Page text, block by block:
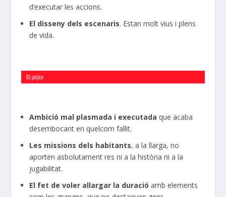
d’executar les accions.
El disseny dels escenaris. Estan molt vius i plens
de vida.
Ambició mal plasmada i executadaque acaba
desembocant en quelcom fallit.
Les missions dels habitants, a la llarga, no
aporten asbolutament res ni a la història ni a la
jugabilitat.
El fet de voler allargar la duració amb elements